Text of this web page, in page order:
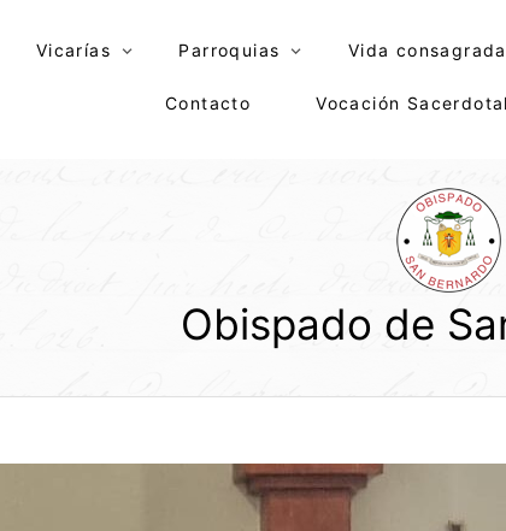
Vicarías Parroquias Vida consagrada
Contacto Vocación Sacerdotal
Obispado de